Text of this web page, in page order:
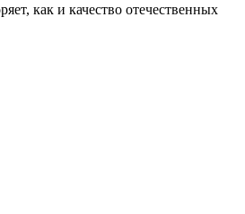
как и качество отече­ственных